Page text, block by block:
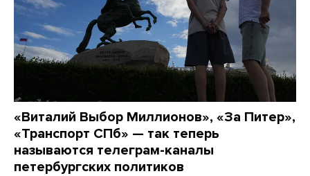
«Виталий Выбор Миллионов», «За Питер»,
«Транспорт СПб» — так теперь
называются телеграм-каналы
петербургских политиков